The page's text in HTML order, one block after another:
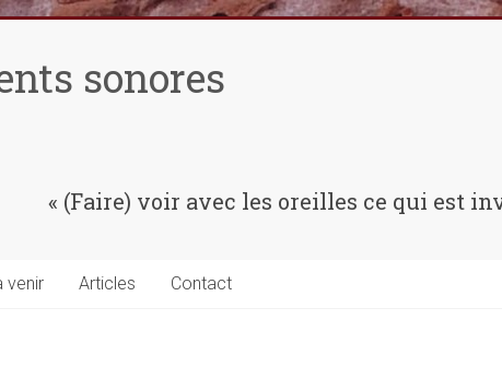
sonores
« (Faire) voir avec les oreilles ce qui est
venir Articles Contact